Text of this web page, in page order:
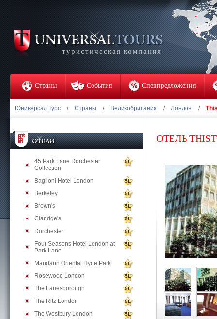
туристическая компания
Страны События Спецпредложения
Юниверсал Турс / Страны / Великобритания / Лондон /
45 Park Lane Dorchester
Collection
5L
Baglioni Hotel London 5L
Berkeley 5L
Brown's 5L
Claridge's 5L
Dorchester 5L
Four Seasons Hotel London at
Park Lane
5L
Mandarin Oriental Hyde Park 5L
Rosewood London 5L
The Lanesborough 5L
The Ritz London 5L
The Westbury London 5L
ОТЕЛЬ